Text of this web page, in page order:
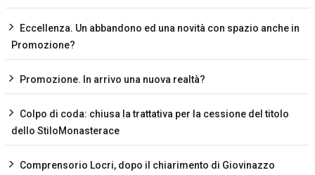
Eccellenza. Un abbandono ed una novità con spazio anche in
Promozione?
Promozione. In arrivo una nuova realtà?
Colpo di coda: chiusa la trattativa per la cessione del titolo
dello StiloMonasterace
Comprensorio Locri, dopo il chiarimento di Giovinazzo